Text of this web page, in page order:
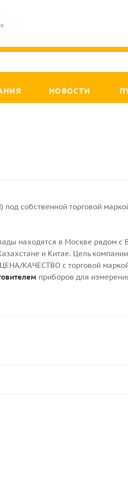
НОВОСТИ
собственной торговой
находятся в Москве рядом с
и Китае. Цель
КАЧЕСТВО с торговой
приборов для